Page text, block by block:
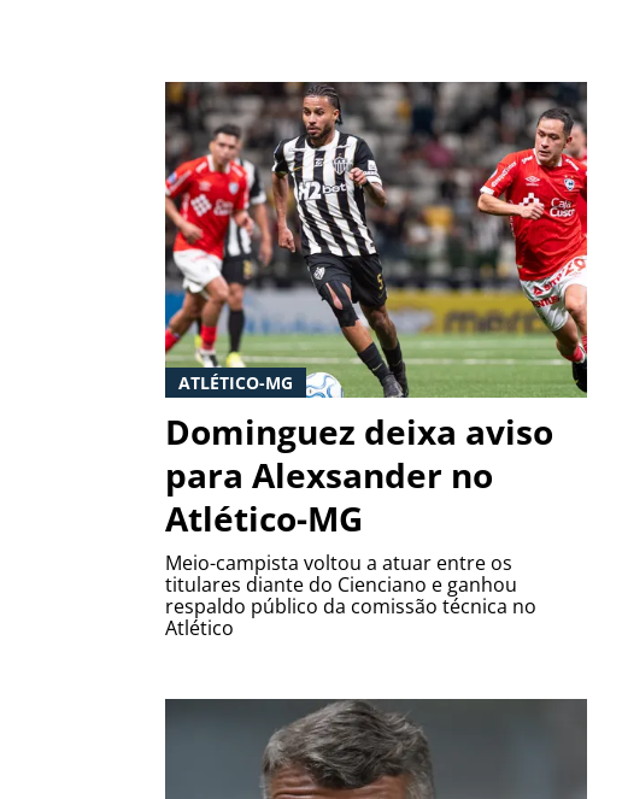
ATLÉTICO-MG
Dominguez deixa aviso
para Alexsander no
Atlético-MG
Meio-campista voltou a atuar entre os
titulares diante do Cienciano e ganhou
respaldo público da comissão técnica no
Atlético